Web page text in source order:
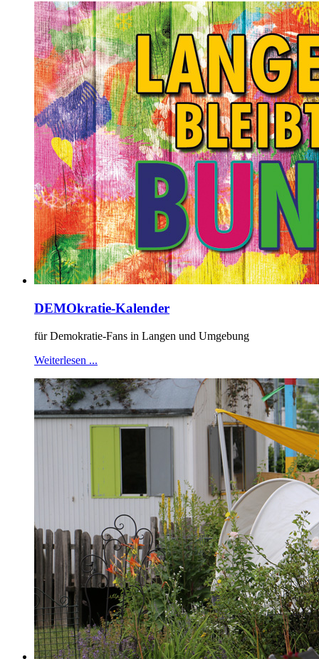
DEMOkratie-Kalender
für Demokratie-Fans in Langen und Umgebung
Weiterlesen ...